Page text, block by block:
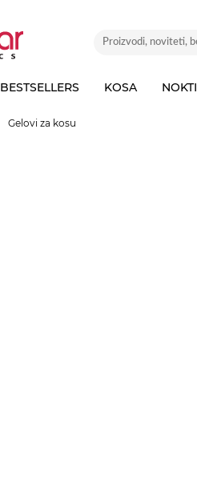
BESTSELLERS KOSA NOKTI
Gelovi za kosu